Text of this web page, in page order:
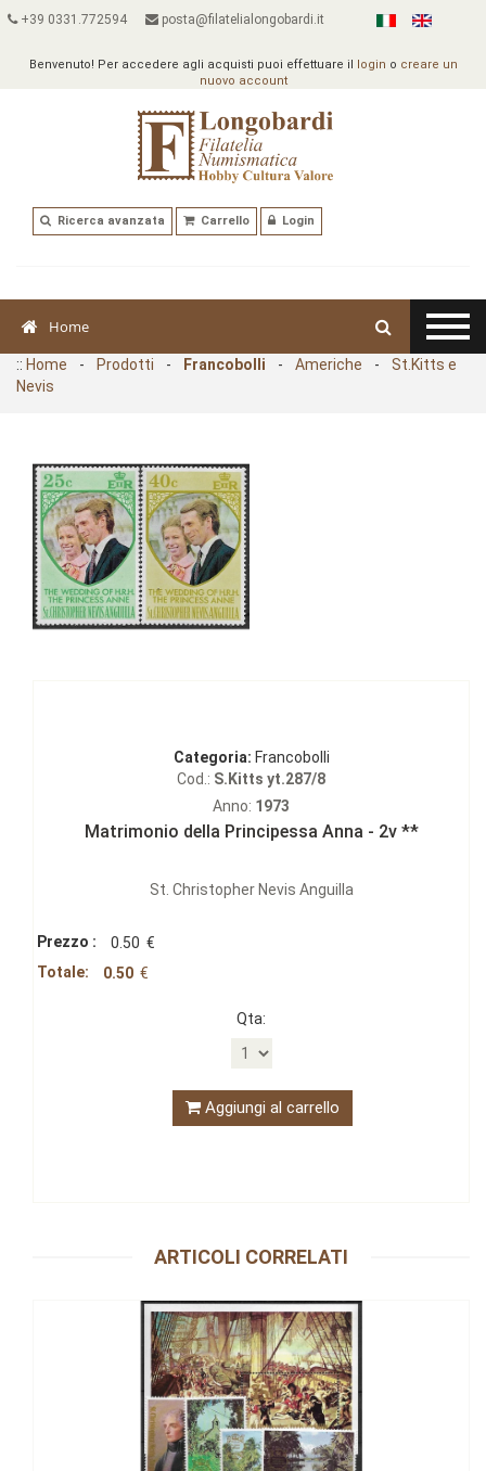
+39 0331.772594 posta@filatelialongobardi.it
Benvenuto! Per accedere agli acquisti puoi effettuare il login o creare un
nuovo account
Ricerca avanzata Carrello Login
Home
:: Home - Prodotti - Francobolli - Americhe -
St.Kitts e
Nevis
Categoria: Francobolli
Cod.: S.Kitts yt.287/8
Anno: 1973
Matrimonio della Principessa Anna - 2v **
St. Christopher Nevis Anguilla
Prezzo : 0.50 €
Totale:
0.50 €
Qta:
Aggiungi al carrello
ARTICOLI CORRELATI